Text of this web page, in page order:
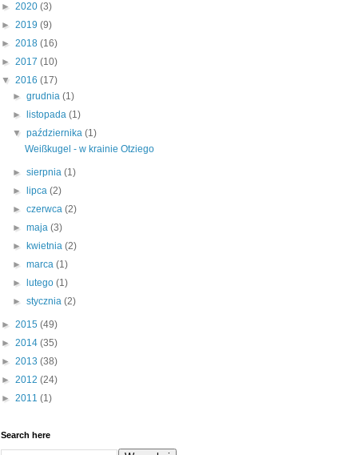
► 2020 (3)
► 2019 (9)
► 2018 (16)
► 2017 (10)
▼ 2016 (17)
►grudnia(1)
►
listopada(1)
▼października(1)
Weißkugel - w krainie Otziego
►sierpnia(1)
►
lipca(2)
►czerwca(2)
►maja(3)
►
kwietnia(2)
►marca(1)
►
lutego(1)
►stycznia(2)
► 2015 (49)
► 2014 (35)
► 2013 (38)
► 2012 (24)
► 2011 (1)
Search here